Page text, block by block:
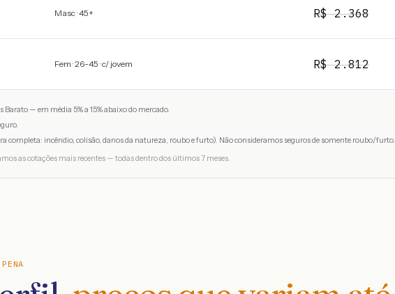
Masc · 45+ R$2.368
Fem · 26-45 · c/ jovem R$2.812
— em média 5% a 15% abaixo do mercado.
completa: incêndio, colisão, danos da natureza, roubo e furto). Não consideramos seguros de somente roubo/furto.
as cotações mais recentes — todas dentro dos últimos 7 meses.